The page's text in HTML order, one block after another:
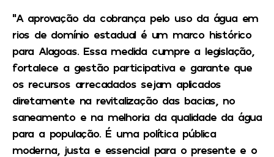
“A aprovação da cobrança pelo uso da água em
rios de domínio estadual é um marco histórico
para Alagoas. Essa medida cumpre a legislação,
fortalece a gestão participativa e garante que
os recursos arrecadados sejam aplicados
diretamente na revitalização das bacias, no
saneamento e na melhoria da qualidade da água
para a população. É uma política pública
moderna, justa e essencial para o presente e o